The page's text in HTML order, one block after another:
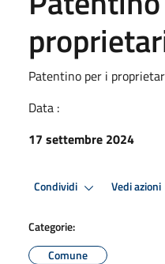
Patentino per i
Data :
17 settembre 2024
Condividi Vedi azioni
Categorie:
Comune